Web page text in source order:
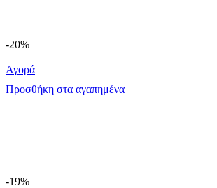
-20%
Αγορά
Προσθήκη στα αγαπημένα
-19%